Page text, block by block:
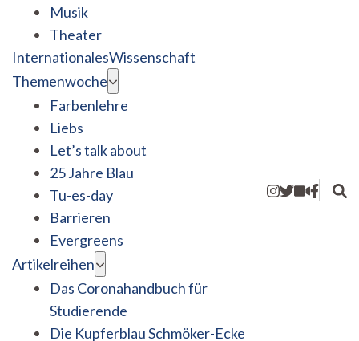
Musik
Theater
InternationalesWissenschaft
Themenwoche
Farbenlehre
Liebs
Let’s talk about
25 Jahre Blau
Tu-es-day
Barrieren
Evergreens
Artikelreihen
Das Coronahandbuch für
Studierende
Die Kupferblau Schmöker-Ecke